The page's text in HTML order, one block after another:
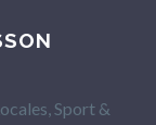
Sport &